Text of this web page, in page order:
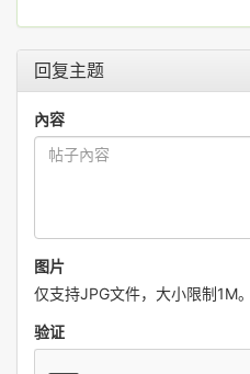
回复主题
內容
图片
仅支持JPG文件，大小限制1M。
验证